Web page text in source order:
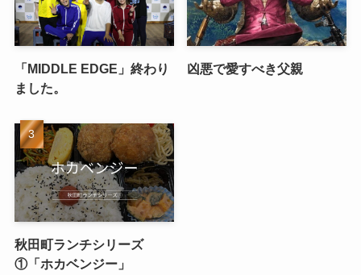
「MIDDLE EDGE」終わり
ました。
凶悪で愛すべき父親
秋田町ランチシリーズ
①「ホカベンジー」